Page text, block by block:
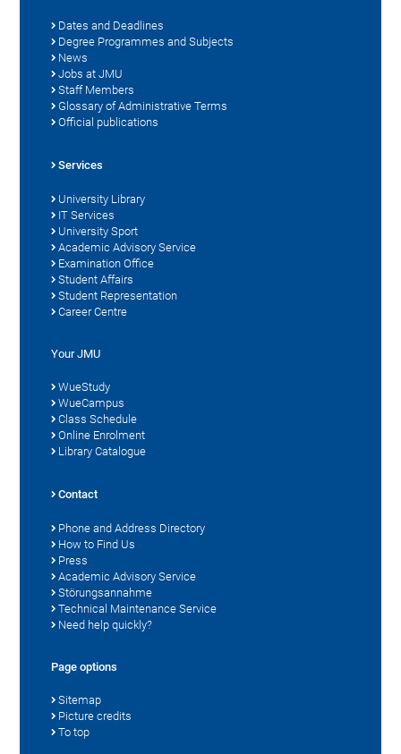
Dates and Deadlines
Degree Programmes and Subjects
News
Jobs at JMU
Staff Members
Glossary of Administrative Terms
Official publications
Services
University Library
IT Services
University Sport
Academic Advisory Service
Examination Office
Student Affairs
Student Representation
Career Centre
Your JMU
WueStudy
WueCampus
Class Schedule
Online Enrolment
Library Catalogue
Contact
Phone and Address Directory
How to Find Us
Press
Academic Advisory Service
Störungsannahme
Technical Maintenance Service
Need help quickly?
Page options
Sitemap
Picture credits
To top